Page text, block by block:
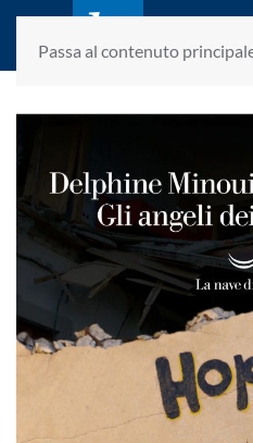
Passa al contenutofondato da